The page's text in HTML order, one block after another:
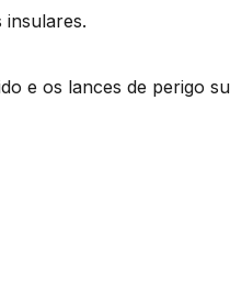
insulares.
e os lances de perigo